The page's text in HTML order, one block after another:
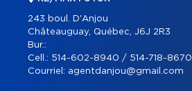
243 boul. D'Anjou
Châteauguay, Québec, J6J 2R3
Bur.:
Cell.: 514-602-8940 / 514-718-8670
Courriel: agentdanjou@gmail.com